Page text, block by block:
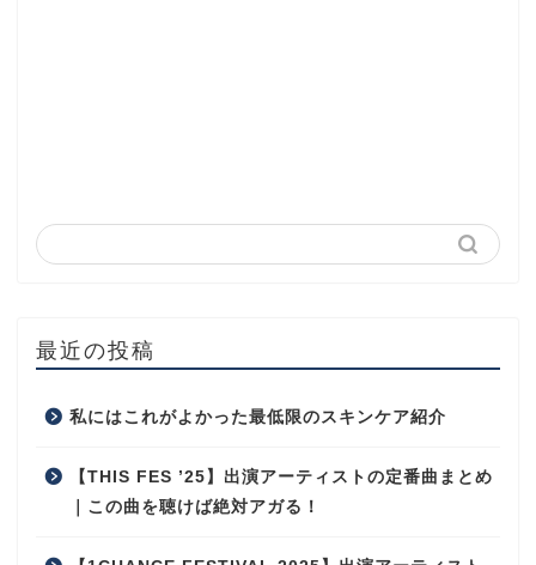
最近の投稿
私にはこれがよかった最低限のスキンケア紹介
【THIS FES ’25】出演アーティストの定番曲まとめ
｜この曲を聴けば絶対アガる！